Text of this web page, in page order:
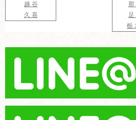
越 谷
久 喜
栃